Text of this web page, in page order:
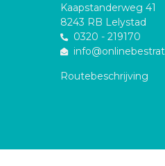
Kaapstanderweg 41
8243 RB Lelystad
0320 - 219170
Routebeschrijving